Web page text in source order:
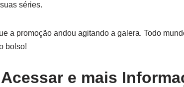
séries.
a promoção andou agitando a galera. Todo
bolso!
e mais